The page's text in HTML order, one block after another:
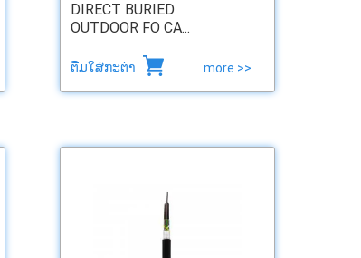
DIRECT BURIED
OUTDOOR FO CA...
ຕື່ມໃສ່ກະຕ່າ more >>